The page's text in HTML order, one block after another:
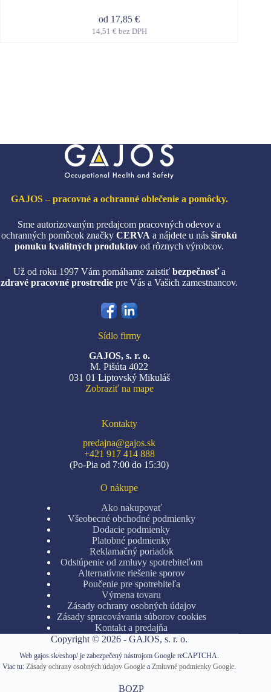
od 17,85€
14,51 €bez DPH
stránke
produktu.
GAJOS – pracovné a ochranné oblečenie a pomôcky.
Sme autorizovaným predajcom pracovných odevov a
ochranných pomôcok značkyCERVA a nájdete u násširokú
ponuku kvalitných produktov od rôznych výrobcov.
Už od roku 1997 Vám pomáhame zaistiť bezpečnosťa
zdravé pracovné prostredie pre Vás a Vašich zamestnancov.
Sídlo firmy
GAJOS, s. r. o.
M. Pišúta 4022
031 01 Liptovský Mikuláš
Zobraziť na mape
Kontakty
predajna@gajos.sk
+421 917 414 888
(Po-Pia od 7:00 do 15:30)
O nákupe
Ako nakupovať
Všeobecné obchodné podmienky
Dodacie podmienky
Platobné podmienky
Reklamačný poriadok
Odstúpenie od zmluvy spotrebiteľom
Alternatívne riešenie sporov
Poučenie pre spotrebiteľa
Výmena tovaru
Zásady ochrany osobných údajov
Zásady spracovávania súborov cookies
Kontakt a predajňa
Copyright © 2026 - GAJOS, s. r. o.
Web gajos.sk/eshop/ je zabezpečený nástrojom Google reCAPTCHA.
Viac tu: Zásady ochrany osobných údajov Google a Zmluvné podmienky Google
BOZP